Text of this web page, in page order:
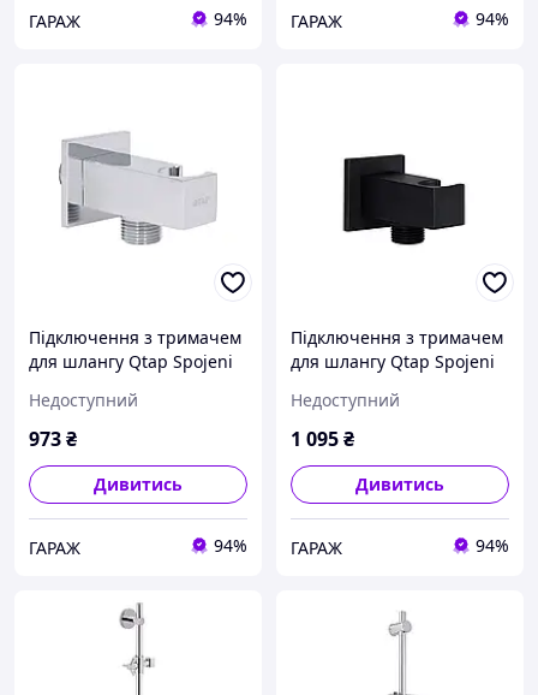
ГАРАЖ 94% ГАРАЖ 94%
Підключення з тримачем
для шлангу Qtap Spojeni
Chrome (Fixsit) garage
Недоступний
973₴
Дивитись
ГАРАЖ 94%
Підключення з тримачем
для шлангу Qtap Spojeni
Black Matt garage
Недоступний
1 095₴
Дивитись
ГАРАЖ 94%